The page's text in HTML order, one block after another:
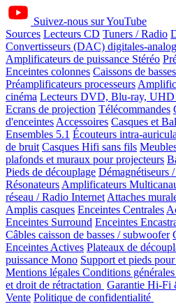
Suivez-nous sur YouTube
Sources Lecteurs CD Tuners / Radio
Convertisseurs (DAC) digitales-
Amplificateurs de puissance Stéréo
Enceintes colonnes Caissons de
Préamplificateurs processeurs
cinéma Lecteurs DVD, Blu-ray,
Ecrans de projection Télécommandes
d'enceintes Accessoires Casques et
Ensembles 5.1 Écouteurs intra-
de bruit Casques Hifi sans fils
plafonds et muraux pour projecteurs
Pieds de découplage Démagnétiseurs
Résonateurs Amplificateurs
réseau / Radio Internet Attaches
Amplis casques Enceintes Centrales
Enceintes Surround Enceintes
Câbles caisson de basses / subwoofer
Enceintes Actives Plateaux de
puissance Mono Support et pieds
Mentions légales Conditions
et droit de rétractation Garantie Hi-Fi
Vente Politique de confidentialité